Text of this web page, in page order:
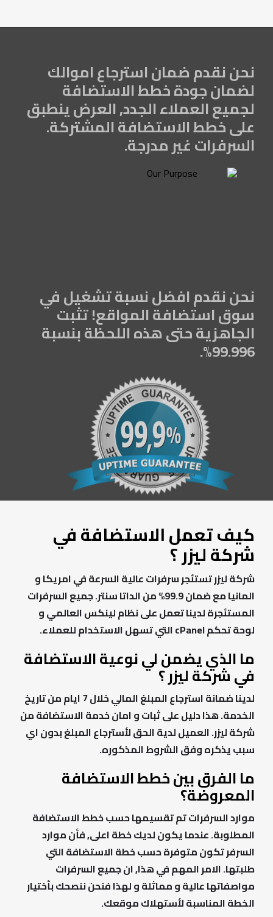
نحن نقدم ضمان استرجاع اموالك
لضمان جودة خطط الاستضافة
لجميع العملاء الجدد, العرض ينطبق
على خطط الاستضافة المشتركة.
السرفرات غير مدرجة.
نحن نقدم افضل نسبة تشغيل في
سوق استضافة المواقع! تثبت
الجاهزية حتى هذه اللحظة بنسبة
99.996%.
كيف تعمل الاستضافة في
شركة ليزر ؟
شركة ليزر تستئجر سرفرات عالية السرعة في امريكا و
المانيا مع ضمان 99.9% من الداتا سنتر. جميع السرفرات
المستئجرة لدينا تعمل على نظام لينكس العالمي و
لوحة تحكم cPanel التي تسهل الاستخدام للعملاء.
ما الذي يضمن لي نوعية الاستضافة
في شركة ليزر ؟
لدينا ضمانة استرجاع المبلغ المالي خلال 7 ايام من تاريخ
الخدمة. هذا دليل على ثبات و امان خدمة الاستضافة من
شركة ليزر. العميل لدية الحق لأسترجاع المبلغ بدون اي
سبب يذكره وفق الشروط المذكوره.
ما الفرق بين خطط الاستضافة
المعروضة؟
موارد السرفرات تم تقسيمها حسب خطط الاستضافة
المطلوبة. عندما يكون لديك خطة اعلى, فأن موارد
السرفر تكون متوفرة حسب خطة الاستضافة التي
طلبتها. الامر المهم في هذا, ان جميع السرفرات
مواصفاتها عالية و مماثلة و لهذا فنحن ننصحك بأختيار
الخطة المناسبة لأستهلاك موقعك.